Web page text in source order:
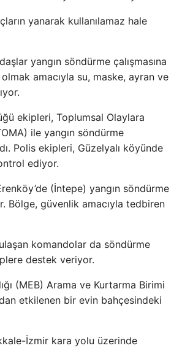
çların yanarak kullanılamaz hale
şlar yangın söndürme çalışmasına
amacıyla su, maske, ayran ve
ğü ekipleri, Toplumsal Olaylara
ile yangın söndürme
Polis ekipleri, Güzelyalı köyünde
ediyor.
öy’de (İntepe) yangın söndürme
Bölge, güvenlik amacıyla tedbiren
şan komandolar da söndürme
destek veriyor.
(MEB) Arama ve Kurtarma Birimi
etkilenen bir evin bahçesindeki
İzmir kara yolu üzerinde